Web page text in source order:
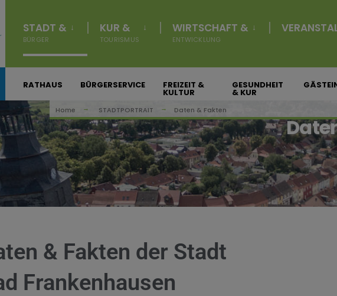
STADT &
BÜRGER
KUR &
TOURISMUS
WIRTSCHAFT &
ENTWICKLUNG
RATHAUS BÜRGERSERVICE FREIZEIT &
KULTUR
GESUNDHEIT
& KUR
Home STADTPORTRAIT Daten & Fakten
& Fakten der Stadt
Frankenhausen